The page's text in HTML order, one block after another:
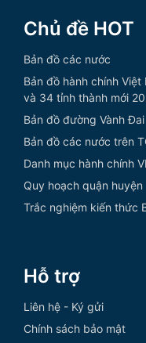
Chủ đề HOT
Bản đồ các nước
Bản đồ hành chính Việt
và 34 tỉnh thành mới
Bản đồ đường Vành Đai
Bản đồ các nước trên
Danh mục hành chính
Quy hoạch quận huyện
Trắc nghiệm kiến thức
Hỗ trợ
Liên hệ - Ký gửi
Chính sách bảo mật